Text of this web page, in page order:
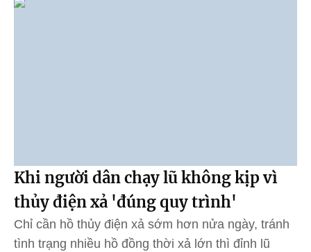
Khi người dân chạy lũ không kịp vì
thủy điện xả 'đúng quy trình'
Chỉ cần hồ thủy điện xả sớm hơn nửa ngày, tránh
tình trạng nhiều hồ đồng thời xả lớn thì đỉnh lũ